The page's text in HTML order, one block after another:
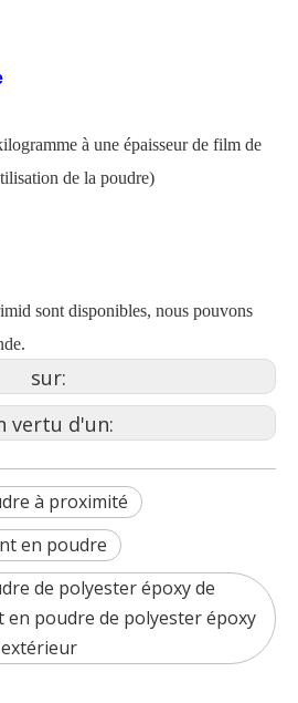
à une épaisseur de film de
de la poudre)
sont disponibles, nous pouvons
sur:
vertu d'un:
à proximité
en poudre
de polyester époxy de
en poudre de polyester époxy